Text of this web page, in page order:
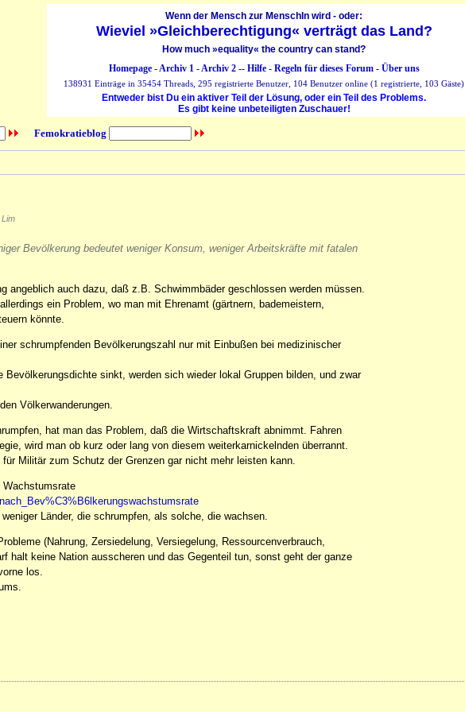
Wenn der Mensch zur MenschIn wird - oder:
Wieviel »Gleichberechtigung« verträgt das Land?
How much »equality« the country can stand?
Homepage-Archiv 1-Archiv 2-- Hilfe- Regeln für dieses Forum- Über uns
138931 Einträge in 35454 Threads, 295 registrierte Benutzer, 104 Benutzer online (1 registrierte, 103 Gäste)
Entweder bist Du ein aktiver Teil der Lösung, oder ein Teil des Problems.
Es gibt keine unbeteiligten Zuschauer!
Femokratieblog
Lim
Bevölkerung bedeutet weniger Konsum, weniger Arbeitskräfte mit fatalen
angeblich auch dazu, daß z.B. Schwimmbäder geschlossen werden müssen.
ein Problem, wo man mit Ehrenamt (gärtnern, bademeistern,
könnte.
schrumpfenden Bevölkerungszahl nur mit Einbußen bei medizinischer
sinkt, werden sich wieder lokal Gruppen bilden, und zwar
Völkerwanderungen.
hat man das Problem, daß die Wirtschaftskraft abnimmt. Fahren
wird man ob kurz oder lang von diesem weiterkarnickelnden überrannt.
Militär zum Schutz der Grenzen gar nicht mehr leisten kann.
Wachstumsrate
Länder, die schrumpfen, als solche, die wachsen.
(Nahrung, Zersiedelung, Versiegelung, Ressourcenverbrauch,
halt keine Nation ausscheren und das Gegenteil tun, sonst geht der ganze
los.